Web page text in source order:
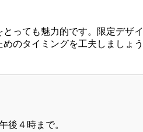
っても魅力的です。限定デ
のタイミングを工夫しまし
後４時まで。